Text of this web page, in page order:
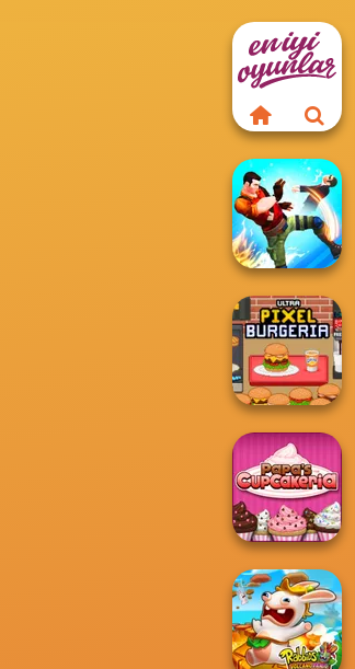
Gang Brawlers
Ultra Pixel
Burgeria
Papa's
Cupcakeria